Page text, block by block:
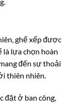
ghế xếp được
lựa chọn hoàn
đến sự thoải
thiên nhiên.
đặt ở ban công,